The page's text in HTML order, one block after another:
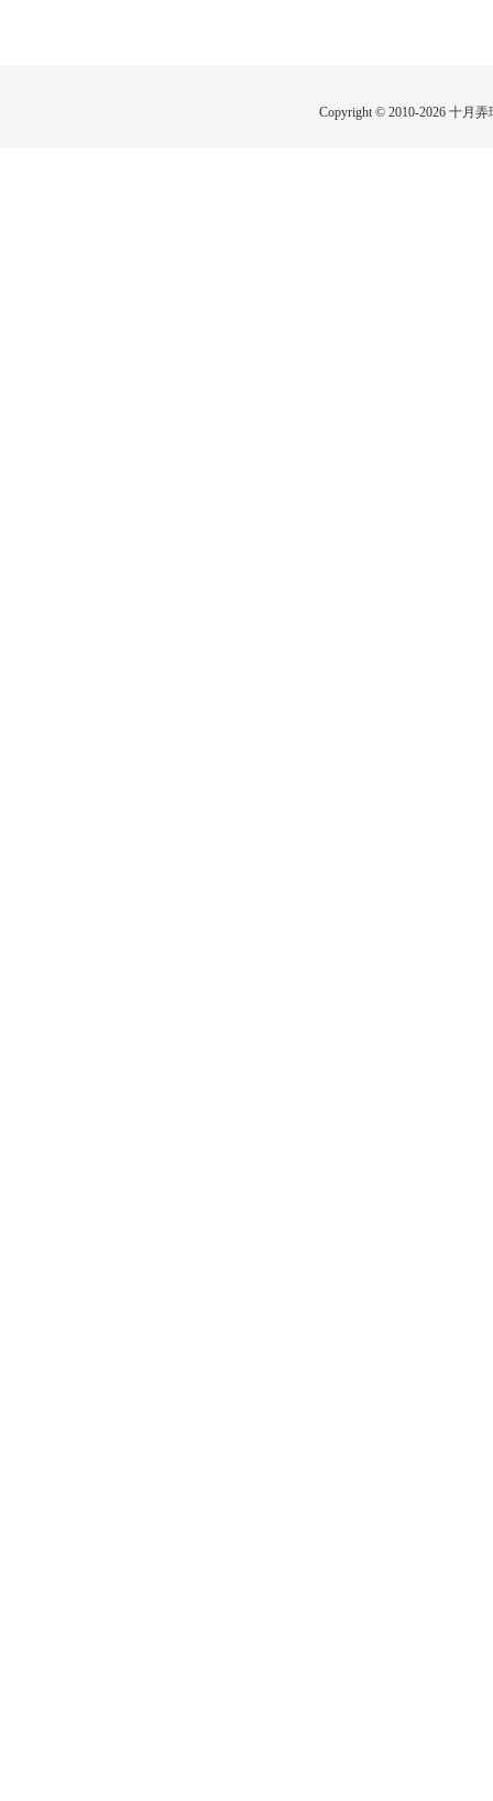
Copyright © 2010-2026 十月